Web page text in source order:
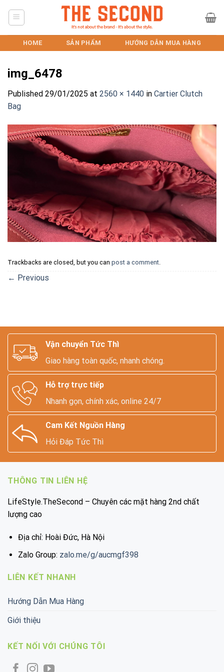
HOME SẢN PHẨM HƯỚNG DẪN MUA HÀNG
img_6478
Published 29/01/2025 at 2560 × 1440 in Cartier Clutch
Bag
Trackbacks are closed, but you can post a comment
← Previous
Vận chuyển Tức Thì
Giao hàng toàn quốc, nhanh chóng.
Hỗ trợ trực tiếp
Nhanh gọn, chính xác, online 24/7
Cam Kết Nguồn Hàng
Hỏi Đáp Tức Thì
THÔNG TIN LIÊN HỆ
LifeStyle.TheSecond – Chuyên các mặt hàng 2nd chất
lượng cao
Địa chỉ: Hoài Đức, Hà Nội
Zalo Group: zalo.me/g/aucmgf398
LIÊN KẾT NHANH
Hướng Dẫn Mua Hàng
Giới thiệu
KẾT NỐI VỚI CHÚNG TÔI